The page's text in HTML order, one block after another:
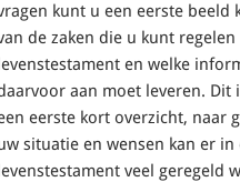
kunt u een eerste beeld
de zaken die u kunt regelen
en welke
aan moet leveren. Dit
eerste kort overzicht, naar
situatie en wensen kan er in
veel geregeld